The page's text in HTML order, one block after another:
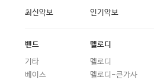
최신악보 인기악보
밴드
기타
베이스
멜로디
멜로디
멜로디-큰가사